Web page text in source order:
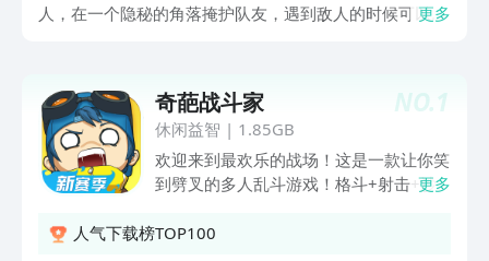
人，在一个隐秘的角落掩护队友，遇到敌人的时候可以一
更多
NO.1
奇葩战斗家
休闲益智 | 1.85GB
欢迎来到最欢乐的战场！这是一款让你笑
到劈叉的多人乱斗游戏！格斗+射击+沙
来！ 1V1单挑、4V4混战、5v5保卫金
更多
人气下载榜TOP100